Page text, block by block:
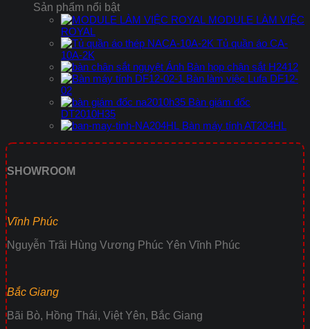
Sản phẩm nổi bật
MODULE LÀM VIỆC
ROYAL
Tủ quần áo CA-
10A-2K
Bàn họp chân sắt H2412
Bàn làm việc Lufa DF12-
02
Bàn giám đốc
DT2010H35
Bàn máy tính AT204HL
SHOWROOM
Vĩnh Phúc
Nguyễn Trãi Hùng Vương Phúc Yên Vĩnh Phúc
Bắc Giang
Bãi Bò, Hồng Thái, Việt Yên, Bắc Giang